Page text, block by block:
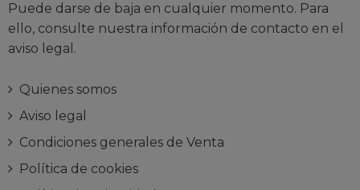
Puede darse de baja en cualquier momento. Para
ello, consulte nuestra información de contacto en el
aviso legal.
Quienes somos
Aviso legal
Condiciones generales de Venta
Política de cookies